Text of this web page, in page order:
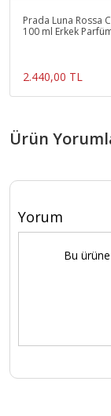
Prada Luna Rossa
100 ml Erkek
2.440,00 TL
Ürün
Yorum
Bu